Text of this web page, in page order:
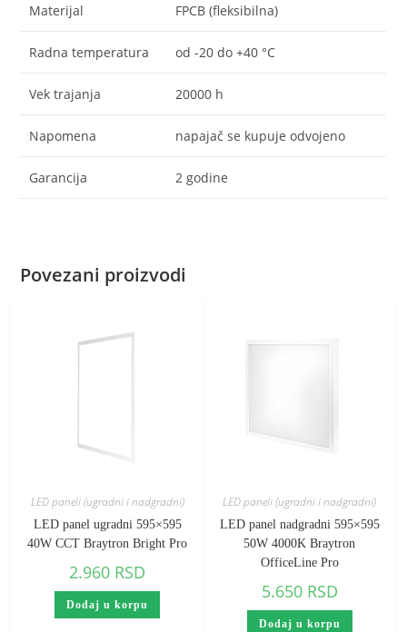
Materijal FPCB (fleksibilna)
Radna temperatura od -20 do +40 °C
Vek trajanja 20000 h
Napomena napajač se kupuje odvojeno
Garancija 2 godine
Povezani proizvodi
LED paneli (ugradni i nadgradni)
LED panel ugradni 595×595
40W CCT Braytron Bright Pro
2.960 RSD
Dodaj u korpu
LED paneli (ugradni i nadgradni)
LED panel nadgradni 595×595
50W 4000K Braytron
OfficeLine Pro
5.650 RSD
Dodaj u korpu